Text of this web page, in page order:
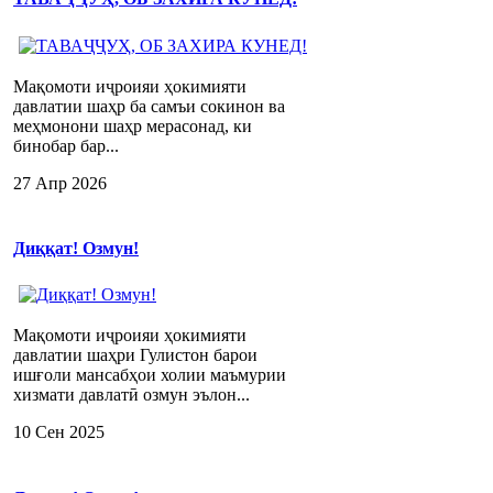
Мақомоти иҷроияи ҳокимияти
давлатии шаҳр ба самъи сокинон ва
меҳмонони шаҳр мерасонад, ки
бинобар бар...
27 Апр 2026
Диққат! Озмун!
Мақомоти иҷроияи ҳокимияти
давлатии шаҳри Гулистон барои
ишғоли мансабҳои холии маъмурии
хизмати давлатӣ озмун эълон...
10 Сен 2025